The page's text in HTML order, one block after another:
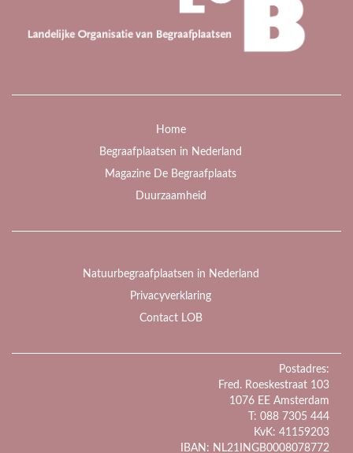
Home
Begraafplaatsen in Nederland
Magazine De Begraafplaats
Duurzaamheid
Natuurbegraafplaatsen in Nederland
Privacyverklaring
Contact LOB
Postadres:
Fred. Roeskestraat 103
1076 EE Amsterdam
T: 088 7305 444
KvK: 41159203
IBAN: NL21INGB0008078772